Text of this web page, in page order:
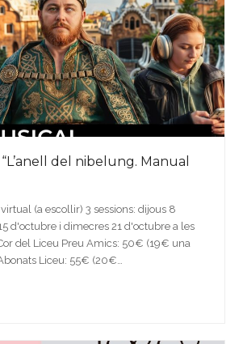
del nibelung. Manual
(a escollir) 3 sessions: dijous 8
d'octubre i dimecres 21 d'octubre a les
del Liceu Preu Amics: 50€ (19€ una
Liceu: 55€ (20€…